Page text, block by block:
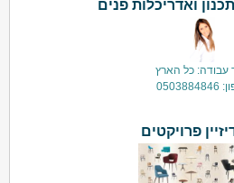
ואדריכלות פנים
עבודה: כל הארץ
פרויקטים